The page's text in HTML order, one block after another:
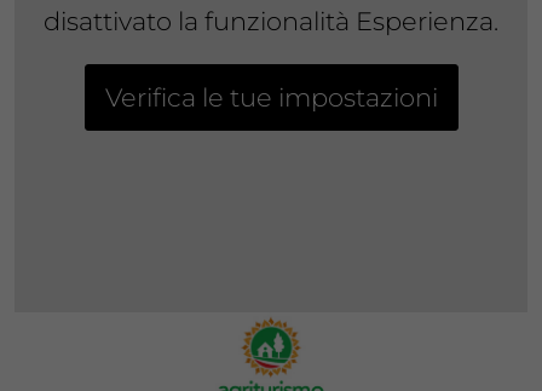
disattivato la funzionalità Esperienza.
Verifica le tue impostazioni